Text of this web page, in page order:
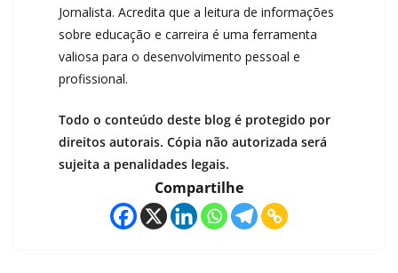
Jornalista. Acredita que a leitura de informações
sobre educação e carreira é uma ferramenta
valiosa para o desenvolvimento pessoal e
profissional.
Todo o conteúdo deste blog é protegido por
direitos autorais. Cópia não autorizada será
sujeita a penalidades legais.
Compartilhe